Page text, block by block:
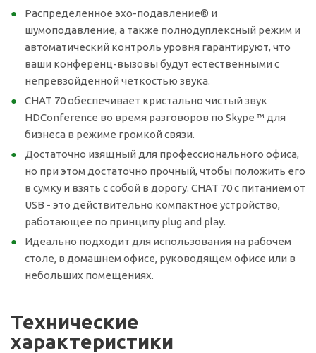
Распределенное эхо-подавление® и
шумоподавление, а также полнодуплексный режим и
автоматический контроль уровня гарантируют, что
ваши конференц-вызовы будут естественными с
непревзойденной четкостью звука.
CHAT 70 обеспечивает кристально чистый звук
HDConference во время разговоров по Skype ™ для
бизнеса в режиме громкой связи.
Достаточно изящный для профессионального офиса,
но при этом достаточно прочный, чтобы положить его
в сумку и взять с собой в дорогу. CHAT 70 с питанием от
USB - это действительно компактное устройство,
работающее по принципу plug and play.
Идеально подходит для использования на рабочем
столе, в домашнем офисе, руководящем офисе или в
небольших помещениях.
Технические
характеристики